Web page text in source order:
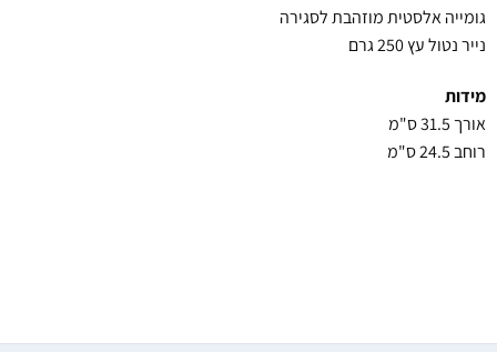
גומייה אלסטית מוזהבת לסגירה
נייר נטול עץ 250 גרם
מידות
אורך 31.5 ס"מ
רוחב 24.5 ס"מ